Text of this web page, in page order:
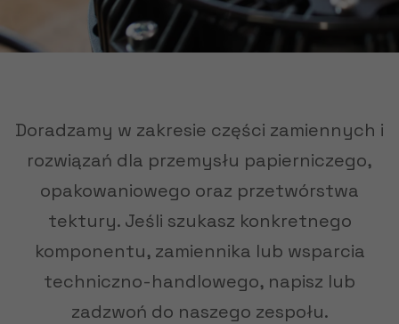
Doradzamy w zakresie części zamiennych i
rozwiązań dla przemysłu papierniczego,
opakowaniowego oraz przetwórstwa
tektury. Jeśli szukasz konkretnego
komponentu, zamiennika lub wsparcia
techniczno-handlowego, napisz lub
zadzwoń do naszego zespołu.